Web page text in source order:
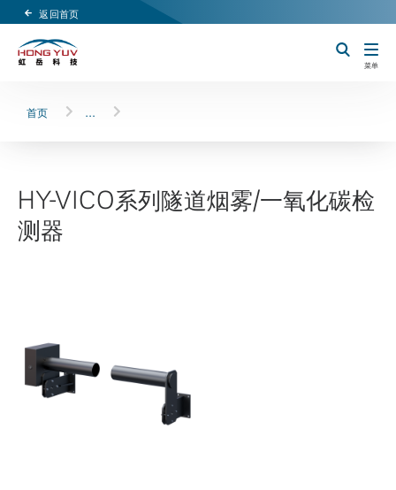
返回首页
Header Logo
切换搜索
菜单
首页 …
HY-VICO系列隧道烟雾/一氧化碳检
测器